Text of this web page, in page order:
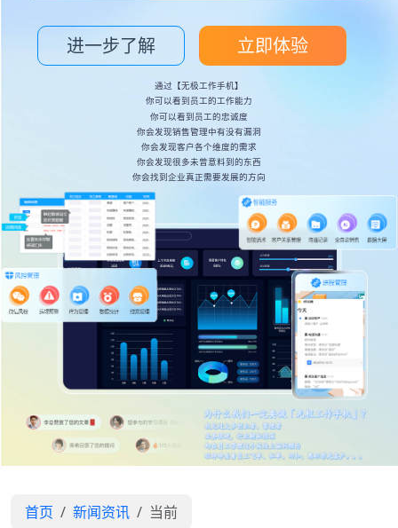
进一步了解 立即体验
通过【无极工作手机】
你可以看到员工的工作能力
你可以看到员工的忠诚度
你会发现销售管理中有没有漏洞
你会发现客户各个维度的需求
你会发现很多未曾意料到的东西
你会找到企业真正需要发展的方向
首页 新闻资讯 当前